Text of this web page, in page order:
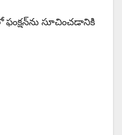
ఫంక్షన్‌ను సూచించడానికి